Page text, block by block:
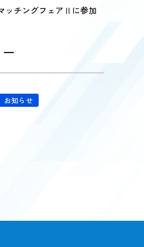
ッチングフェアⅡに参加
お知らせ